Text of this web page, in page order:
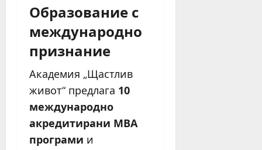
Образование с
международно
признание
Академия „Щастлив
живот“ предлага 10
международно
акредитирани MBA
програми и